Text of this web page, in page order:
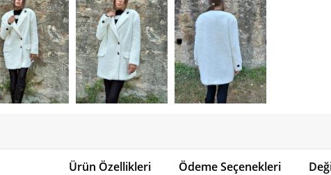
Ürün Özellikleri Ödeme Seçenekleri